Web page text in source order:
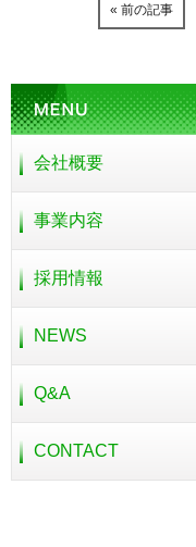
« 前の記事
会社概要
事業内容
採用情報
NEWS
Q&A
CONTACT